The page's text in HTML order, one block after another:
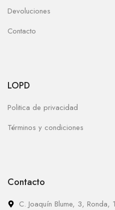
Devoluciones
Contacto
LOPD
Politica de privacidad
Términos y condiciones
Contacto
C. Joaquín Blume, 3,